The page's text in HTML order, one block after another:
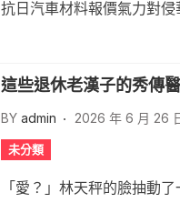
抗日汽車材料報價氣力對
這些退休老漢子的秀傳
BY admin 2026 年 6 月 26
未分類
「愛？」林天秤的臉抽動